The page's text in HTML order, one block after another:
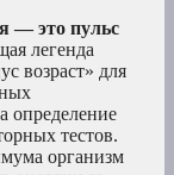
— это пульс
легенда
возраст» для
определение
тестов.
организм